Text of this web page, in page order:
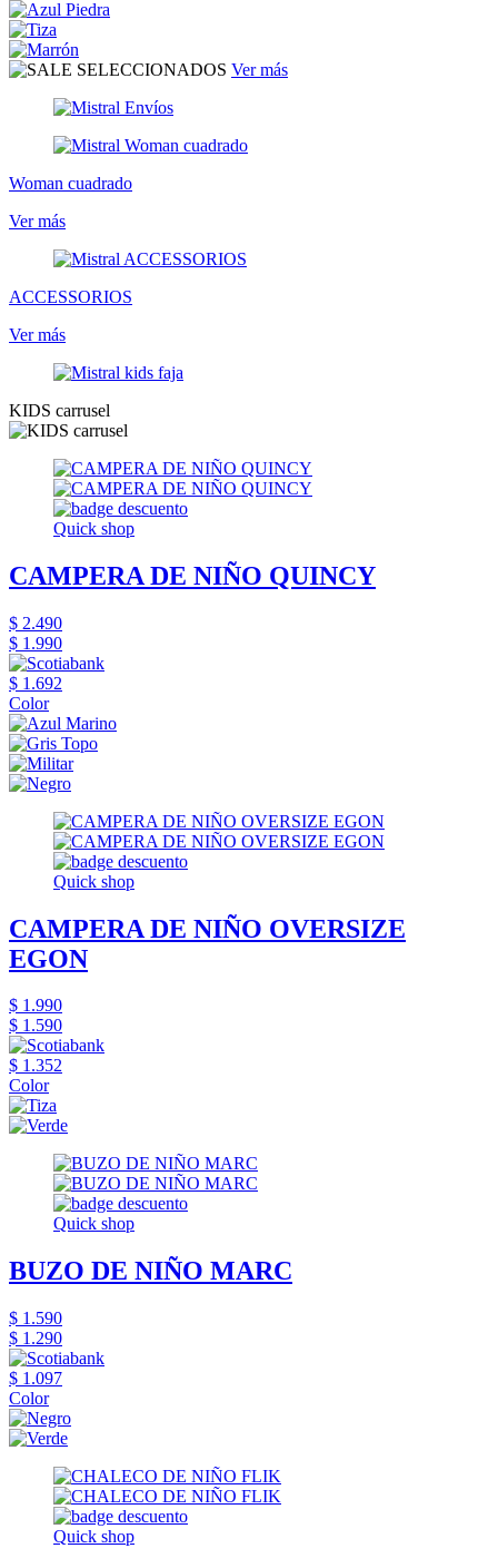
Ver más
Woman cuadrado
Ver más
ACCESSORIOS
Ver más
KIDS carrusel
Quick shop
CAMPERA DE NIÑO QUINCY
$ 2.490
$ 1.990
$ 1.692
Color
Quick shop
CAMPERA DE NIÑO OVERSIZE
EGON
$ 1.990
$ 1.590
$ 1.352
Color
Quick shop
BUZO DE NIÑO MARC
$ 1.590
$ 1.290
$ 1.097
Color
Quick shop